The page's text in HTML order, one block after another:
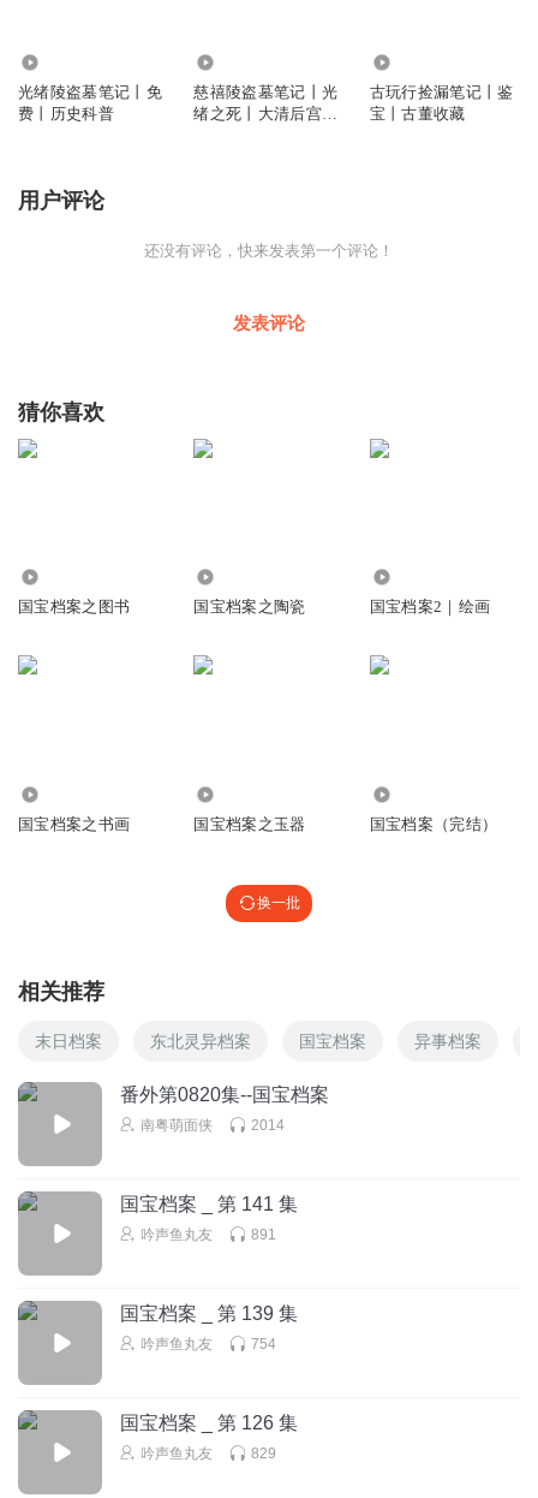
光绪陵盗墓笔记丨免
费丨历史科普
慈禧陵盗墓笔记丨光
绪之死丨大清后宫秘
古玩行捡漏笔记丨鉴
宝丨古董收藏
用户评论
还没有评论，快来发表第一个评论！
发表评论
猜你喜欢
国宝档案之图书 国宝档案之陶瓷 国宝档案2｜绘画
国宝档案之书画 国宝档案之玉器 国宝档案（完结）
换一批
相关推荐
末日档案 东北灵异档案 国宝档案 异事档案
番外第0820集--国宝档案
南粤萌面侠 2014
国宝档案 _ 第 141 集
吟声鱼丸友 891
国宝档案 _ 第 139 集
吟声鱼丸友 754
国宝档案 _ 第 126 集
吟声鱼丸友 829